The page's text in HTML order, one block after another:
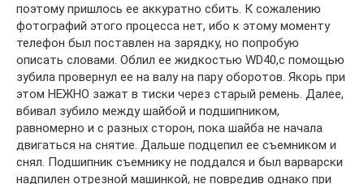
поэтому пришлось ее аккуратно сбить. К сожалению
фотографий этого процесса нет, ибо к этому моменту
телефон был поставлен на зарядку, но попробую
описать словами. Облил ее жидкостью WD40,с помощью
зубила провернул ее на валу на пару оборотов. Якорь при
этом НЕЖНО зажат в тиски через старый ремень. Далее,
вбивал зубило между шайбой и подшипником,
равномерно и с разных сторон, пока шайба не начала
двигаться на снятие. Дальше подцепил ее съемником и
снял. Подшипник съемнику не поддался и был варварски
надпилен отрезной машинкой, не повредив однако при